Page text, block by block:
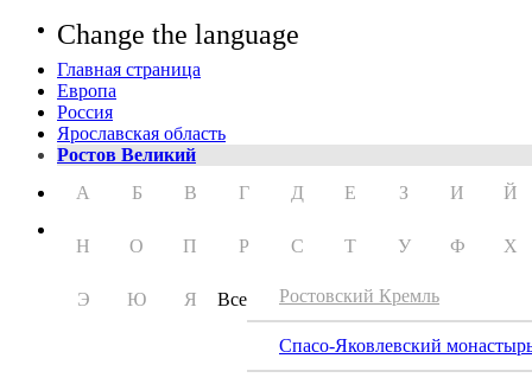
Change the language
Главная страница
Европа
Россия
Ярославская область
Ростов Великий
А
Б В Г Д Е З И Й
Н О П Р С Т У Ф Х
Э Ю Я Все Ростовский Кремль
Спасо-Яковлевский